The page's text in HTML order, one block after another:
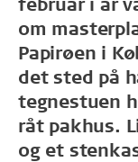
om
Papirøen i
det sted på
tegnestuen
råt pakhus.
og et